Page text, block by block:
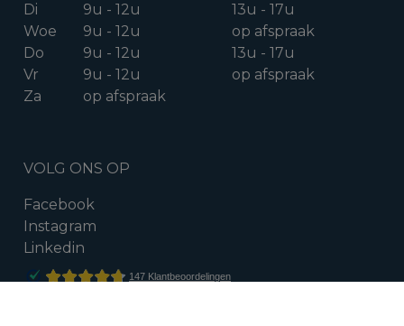
Di
9u - 12u
13u - 17u
Woe
9u - 12u
op afspraak
Do
9u - 12u
13u - 17u
Vr
9u - 12u
op afspraak
Za
op afspraak
VOLG ONS OP
Facebook
Instagram
Linkedin